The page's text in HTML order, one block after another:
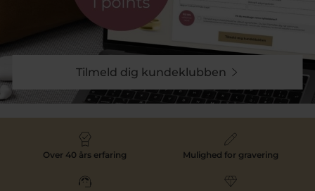
Tilmeld dig kundeklubben
Over 40 års erfaring Mulighed for gravering